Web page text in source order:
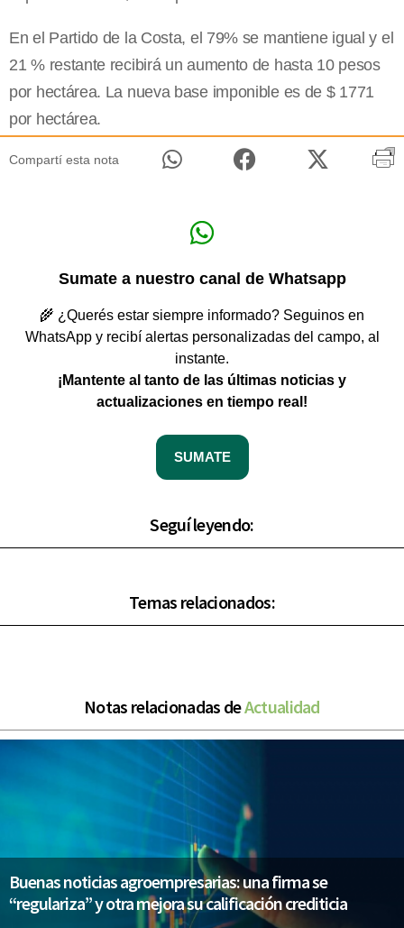
En el Partido de la Costa, el 79% se mantiene igual y el
21 % restante recibirá un aumento de hasta 10 pesos
por hectárea. La nueva base imponible es de $ 1771
por hectárea.
Compartí esta nota
Sumate a nuestro canal de Whatsapp
🌾 ¿Querés estar siempre informado? Seguinos en
WhatsApp y recibí alertas personalizadas del campo, al
instante.
¡Mantente al tanto de las últimas noticias y
actualizaciones en tiempo real!
SUMATE
Seguí leyendo:
Temas relacionados:
Notas relacionadas deActualidad
Buenas noticias agroempresarias: una firma se
“regulariza” y otra mejora su calificación crediticia